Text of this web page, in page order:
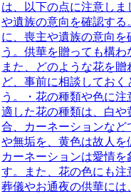
は、以下の点に注意しま
や遺族の意向を確認する
に、喪主や遺族の意向を
う。供華を贈っても構わ
また、どのような花を贈
ど、事前に相談しておく
う。・花の種類や色に注
適した花の種類は、白や
合、カーネーションなど
や無垢を、黄色は故人を
カーネーションは愛情を
す。また、花の色にも注
葬儀やお通夜の供華には